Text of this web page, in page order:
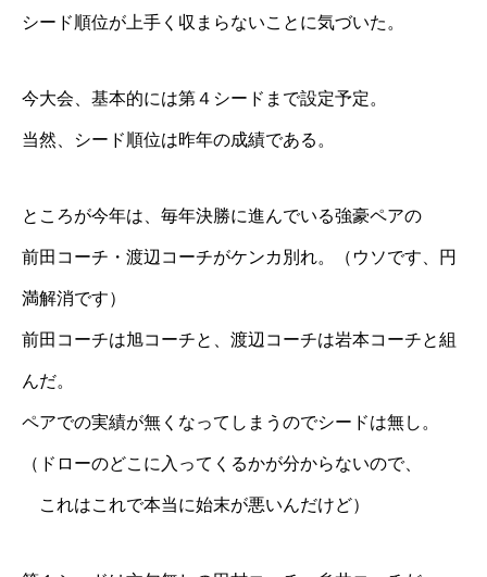
シード順位が上手く収まらないことに気づいた。
今大会、基本的には第４シードまで設定予定。
当然、シード順位は昨年の成績である。
ところが今年は、毎年決勝に進んでいる強豪ペアの
前田コーチ・ 渡辺コーチがケンカ別れ。（ウソです、円
満解消です）
前田コーチは旭コーチと、 渡辺コーチは岩本コーチと組
んだ。
ペアでの実績が無くなってしまうのでシードは無し。
（ドローのどこに入ってくるかが分からないので、
これはこれで本当に始末が悪いんだけど）